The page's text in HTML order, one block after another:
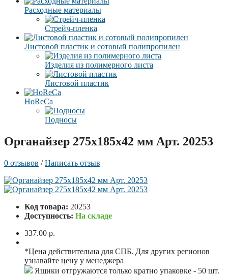
Расходные материалы
Стрейч-пленка
Листовой пластик и сотовый полипропилен
Изделия из полимерного листа
Листовой пластик
HoReCa
Подносы
Органайзер 275x185x42 мм Арт. 20253
0 отзывов /Написать отзыв
Код товара: 20253
Доступность: На складе
337.00 р.
*Цена действительна для СПБ. Для других регионов
узнавайте цену у менеджера
Ящики отгружаются только кратно упаковке - 50 шт.